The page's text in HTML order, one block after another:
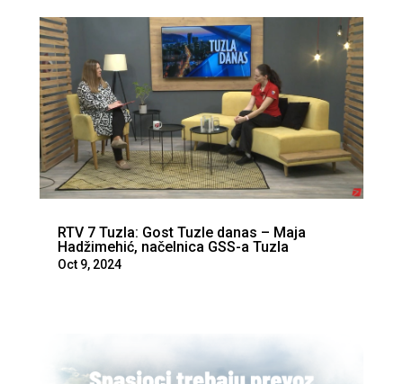
RTV 7 Tuzla: Gost Tuzle danas – Maja
Hadžimehić, načelnica GSS-a Tuzla
Oct 9, 2024